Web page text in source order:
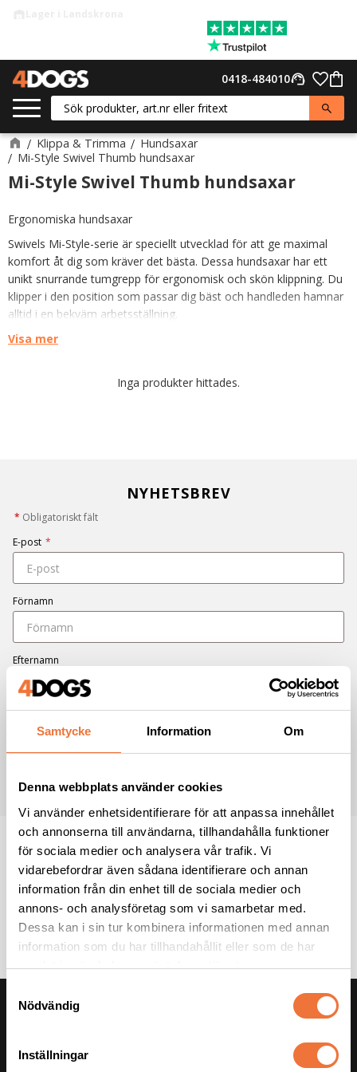
Samtycke Information Om
Denna webbplats använder cookies
Vi använder enhetsidentifierare för att anpassa innehållet
och annonserna till användarna, tillhandahålla funktioner
för sociala medier och analysera vår trafik. Vi
vidarebefordrar även sådana identifierare och annan
information från din enhet till de sociala medier och
annons- och analysföretag som vi samarbetar med.
Dessa kan i sin tur kombinera informationen med annan
information som du har tillhandahållit eller som de har
samlat in när du har använt deras tjänster.
Nödvändig
Inställningar
support_agent
0418-484010
Klippa & Trimma
Hundsaxar
Mi-Style Swivel Thumb hundsaxar
Mi-Style Swivel Thumb hundsaxar
Ergonomiska hundsaxar
Swivels Mi-Style-serie är speciellt utvecklad för att ge maximal
komfort åt dig som kräver det bästa. Dessa hundsaxar har ett
unikt snurrande tumgrepp för ergonomisk och skön klippning. Du
klipper i den position som passar dig bäst och handleden hamnar
alltid i en bekväm arbetsställning.
Visa mer
Inga produkter hittades.
NYHETSBREV
* Obligatoriskt fält
E-post *
Förnamn
Efternamn
integritetspolicyn
KUNDSERVICE
E-post: info@4dogs.se